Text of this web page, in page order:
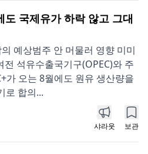
도 국제유가 하락 않고 그대
예상범주 안 머물러 영향 미미
석유수출국기구(OPEC)와 주
가 오는 8월에도 원유 생산량을
로 합의...
샤라웃 보관